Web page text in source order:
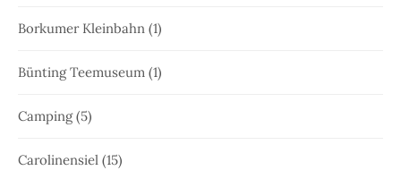
Borkumer Kleinbahn (1)
Bünting Teemuseum (1)
Camping(5)
Carolinensiel (15)